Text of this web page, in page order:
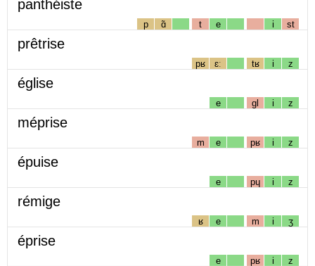
panthéiste
p ɑ̃ t e i st
prêtrise
pʁ ɛː tʁ i z
église
e gl i z
méprise
m e pʁ i z
épuise
e pɥ i z
rémige
ʁ e m i ʒ
éprise
e pʁ i z